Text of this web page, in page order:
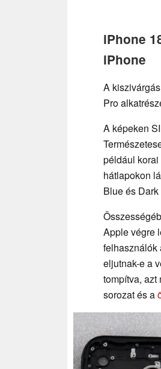
iPhone
iPhone
A
Pro
A képeken
például
hátlapokon
Blue és
Apple végre
felhasználók
eljutnak-e a
tompítva, azt
sorozat és a